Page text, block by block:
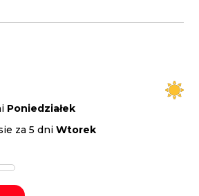
Poniedziałek
za 5 dniWtorek